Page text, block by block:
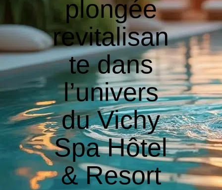
plongée
revitalisan
te dans
l’univers
du Vichy
Spa Hôtel
& Resort